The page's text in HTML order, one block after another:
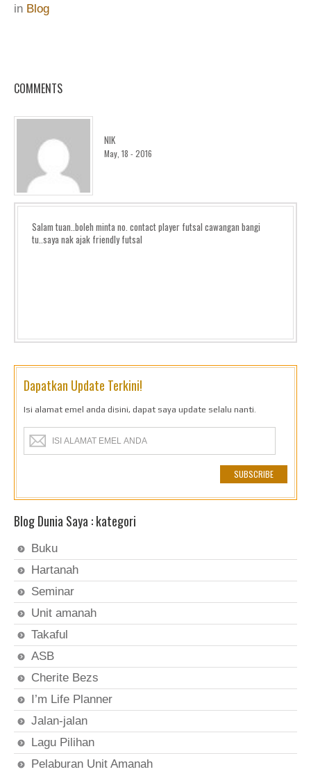
in Blog
COMMENTS
NIK
May, 18 - 2016
Salam tuan..boleh minta no. contact player futsal cawangan bangi
tu..saya nak ajak friendly futsal
Dapatkan Update Terkini!
Isi alamat emel anda disini, dapat saya update selalu nanti.
Blog Dunia Saya : kategori
Buku
Hartanah
Seminar
Unit amanah
Takaful
ASB
Cherite Bezs
I’m Life Planner
Jalan-jalan
Lagu Pilihan
Pelaburan Unit Amanah